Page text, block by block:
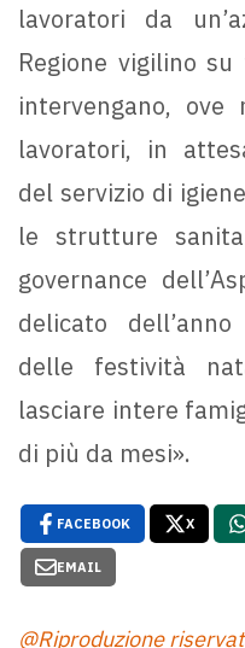
lavoratori da
Regione vigilino
intervengano,
lavoratori, in
del servizio di
le strutture
governance
delicato
delle festività
lasciare intere
di più da mesi».
FACEBOOK X
EMAIL
@Riproduzione